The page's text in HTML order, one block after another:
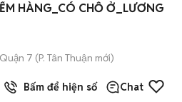
HÀNG_CÓ CHỖ Ở_LƯƠNG
Quận 7 (P. Tân Thuận mới)
Bấm để hiện số Chat